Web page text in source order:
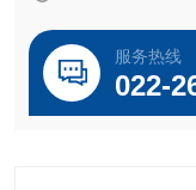
服务热线
022-